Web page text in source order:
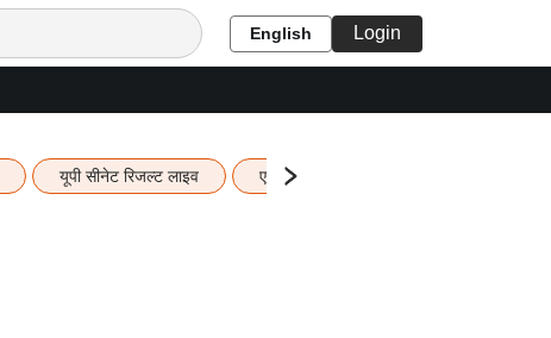
English Login
यूपी सीनेट रिजल्ट लाइव एचबीएसई 12वीं का रिजल्ट लाइव